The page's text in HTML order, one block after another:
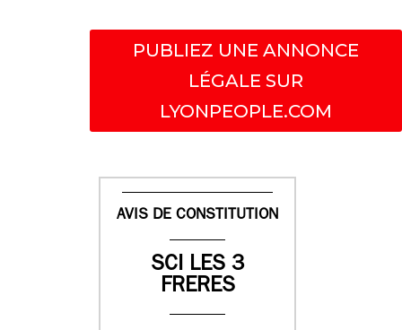
PUBLIEZ UNE ANNONCE
LÉGALE SUR
LYONPEOPLE.COM
AVIS DE CONSTITUTION
SCI LES 3
FRERES